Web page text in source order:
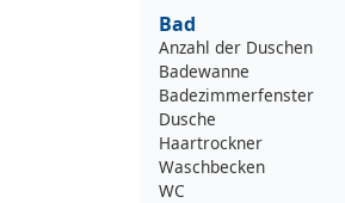
Bad
Anzahl der Duschen
Badewanne
Badezimmerfenster
Dusche
Haartrockner
Waschbecken
WC